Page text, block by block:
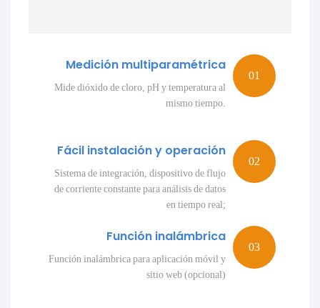
Medición multiparamétrica
Mide dióxido de cloro, pH y temperatura al
mismo tiempo.
Fácil instalación y operación
Sistema de integración, dispositivo de flujo
de corriente constante para análisis de datos
en tiempo real;
Función inalámbrica
Función inalámbrica para aplicación móvil y
sitio web (opcional)